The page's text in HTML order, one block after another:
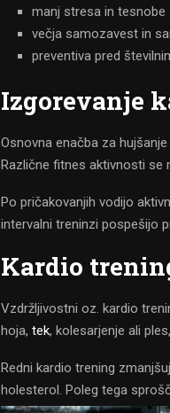
manj stresa in tesnobe
večja samozavest in
preventiva pred
Izgorevanje
Osnovna enačba za
Različne fitnes aktivnosti se
Po pričakovanjih vodijo
intervalni treninzi pospešijo
Kardio
Vzdržljivostni oz. kardio
hoja, tek, kolesarjenje ali
Redni kardio trening
holesterol. Poleg tega